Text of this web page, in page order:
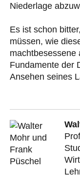
Niederlage
Es ist schon
müssen, wie
machtbesessene
Fundamente der
Ansehen seines